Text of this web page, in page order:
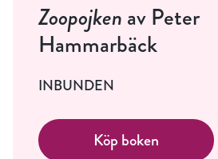
Zoopojkenav Peter
Hammarbäck
INBUNDEN
Köp boken